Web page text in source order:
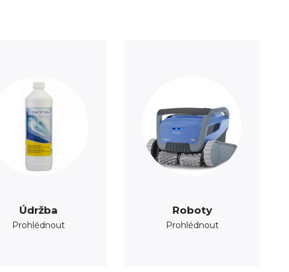
Údržba
Prohlédnout
Roboty
Prohlédnout